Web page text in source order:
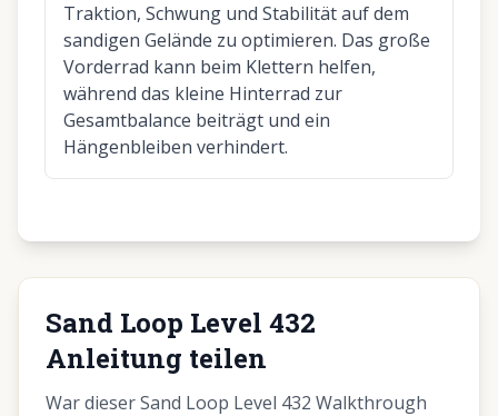
Traktion, Schwung und Stabilität auf dem
sandigen Gelände zu optimieren. Das große
Vorderrad kann beim Klettern helfen,
während das kleine Hinterrad zur
Gesamtbalance beiträgt und ein
Hängenbleiben verhindert.
Sand Loop Level 432
Anleitung teilen
War dieser Sand Loop Level 432 Walkthrough